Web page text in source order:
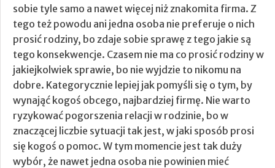
sobie tyle samo a nawet więcej niż znakomita firma. Z
tego też powodu ani jedna osoba nie preferuje o nich
prosić rodziny, bo zdaje sobie sprawę z tego jakie są
tego konsekwencje. Czasem nie ma co prosić rodziny w
jakiejkolwiek sprawie, bo nie wyjdzie to nikomu na
dobre. Kategorycznie lepiej jak pomyśli się o tym, by
wynająć kogoś obcego, najbardziej firmę. Nie warto
ryzykować pogorszenia relacji w rodzinie, bo w
znaczącej liczbie sytuacji tak jest, w jaki sposób prosi
się kogoś o pomoc. W tym momencie jest tak duży
wybór, że nawet jedna osoba nie powinien mieć